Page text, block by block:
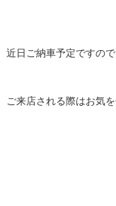
近日ご納車予定ですの
ご来店される際はお気